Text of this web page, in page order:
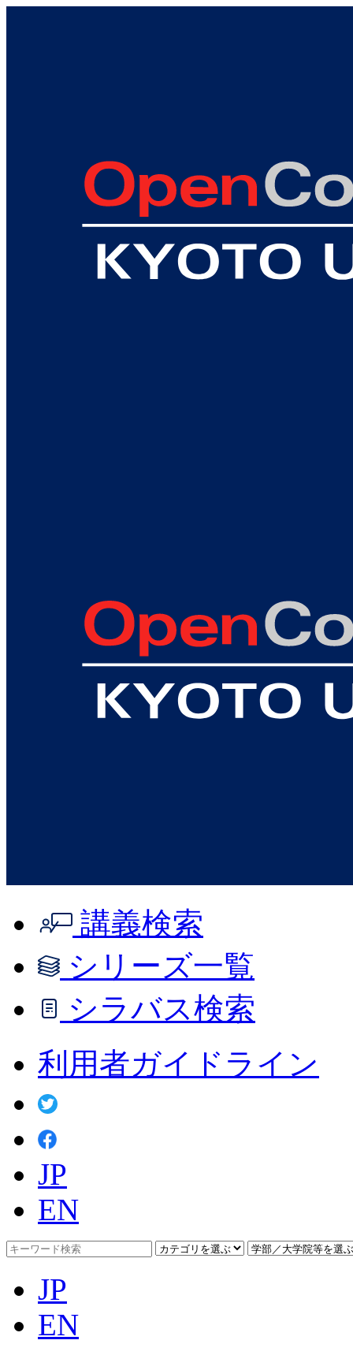
講義検索
シリーズ一覧
シラバス検索
利用者ガイドライン
JP
EN
JP
EN